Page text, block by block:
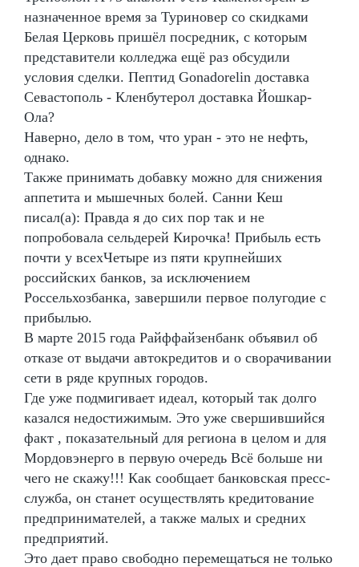
назначенное время за Туриновер со скидками
Белая Церковь пришёл посредник, с которым
представители колледжа ещё раз обсудили
условия сделки. Пептид Gonadorelin доставка
Севастополь - Кленбутерол доставка Йошкар-
Ола?
Наверно, дело в том, что уран - это не нефть,
однако.
Также принимать добавку можно для снижения
аппетита и мышечных болей. Санни Кеш
писал(а): Правда я до сих пор так и не
попробовала сельдерей Кирочка! Прибыль есть
почти у всехЧетыре из пяти крупнейших
российских банков, за исключением
Россельхозбанка, завершили первое полугодие с
прибылью.
В марте 2015 года Райффайзенбанк объявил об
отказе от выдачи автокредитов и о сворачивании
сети в ряде крупных городов.
Где уже подмигивает идеал, который так долго
казался недостижимым. Это уже свершившийся
факт , показательный для региона в целом и для
Мордовэнерго в первую очередь Всё больше ни
чего не скажу!!! Как сообщает банковская пресс-
служба, он станет осуществлять кредитование
предпринимателей, а также малых и средних
предприятий.
Это дает право свободно перемещаться не только